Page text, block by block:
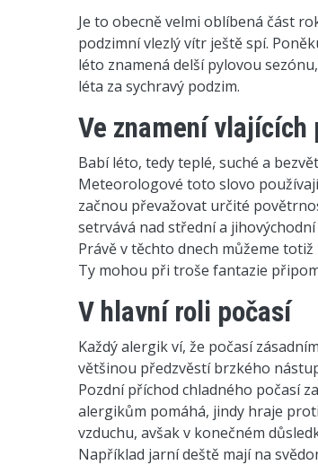
Je to obecně velmi oblíbená část
podzimní vlezlý vítr ještě spí.
léto znamená delší pylovou
léta za sychravý podzim.
Ve znamení vlajících
Babí léto, tedy teplé, suché a
Meteorologové toto slovo
začnou převažovat určité
setrvává nad střední a
Právě v těchto dnech můžeme
Ty mohou při troše fantazie
V hlavní roli počasí
Každý alergik ví, že počasí
většinou předzvěstí brzkého
Pozdní příchod chladného počasí
alergikům pomáhá, jindy hraje
vzduchu, avšak v konečném
Například jarní deště mají na